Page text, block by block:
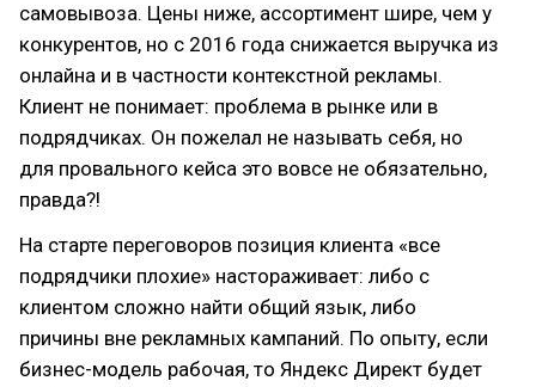
самовывоза. Цены ниже, ассортимент шире, чем у
конкурентов, но с 2016 года снижается выручка из
онлайна и в частности контекстной рекламы.
Клиент не понимает: проблема в рынке или в
подрядчиках. Он пожелал не называть себя, но
для провального кейса это вовсе не обязательно,
правда?!
На старте переговоров позиция клиента «все
подрядчики плохие» настораживает: либо с
клиентом сложно найти общий язык, либо
причины вне рекламных кампаний. По опыту, если
бизнес-модель рабочая, то Яндекс Директ будет